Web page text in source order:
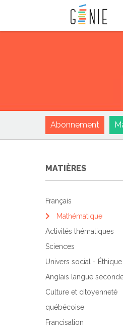
Abonnement
MATIÈRES
Français
Mathématique
Activités thématiques
Sciences
Univers social - Éthique
Anglais langue
Culture et citoyenneté
québécoise
Francisation
Panneau de gestion des cookies